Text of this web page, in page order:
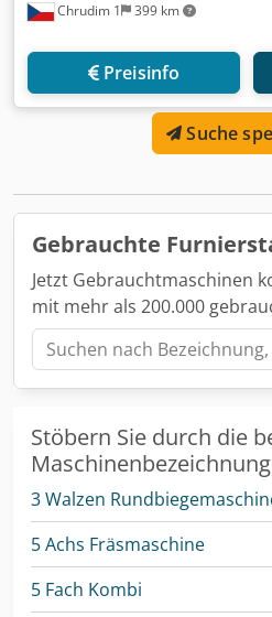
Chrudim 1 399 km
Preisinfo
Suche
Gebrauchte
Jetzt Gebrauchtmaschinen
mit mehr als 200.000
Stöbern Sie durch die
3 Walzen
5 Achs Fräsmaschine
5 Fach Kombi